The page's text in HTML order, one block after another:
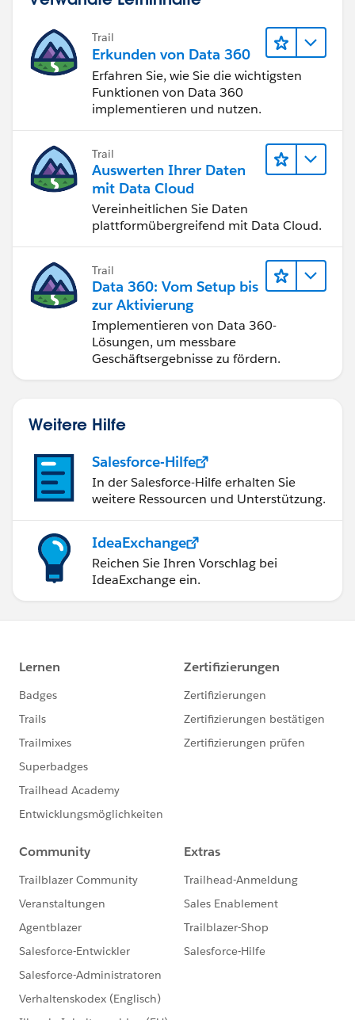
Trail
Erkunden von Data 360
Erfahren Sie, wie Sie die wichtigsten
Funktionen von Data 360
implementieren und nutzen.
Trail
Auswerten Ihrer Daten
mit Data Cloud
Vereinheitlichen Sie Daten
plattformübergreifend mit Data Cloud.
Trail
Data 360: Vom Setup bis
zur Aktivierung
Implementieren von Data 360-
Lösungen, um messbare
Geschäftsergebnisse zu fördern.
Weitere Hilfe
Salesforce-Hilfe
In der Salesforce-Hilfe erhalten Sie
weitere Ressourcen und Unterstützung.
IdeaExchange
Reichen Sie Ihren Vorschlag bei
IdeaExchange ein.